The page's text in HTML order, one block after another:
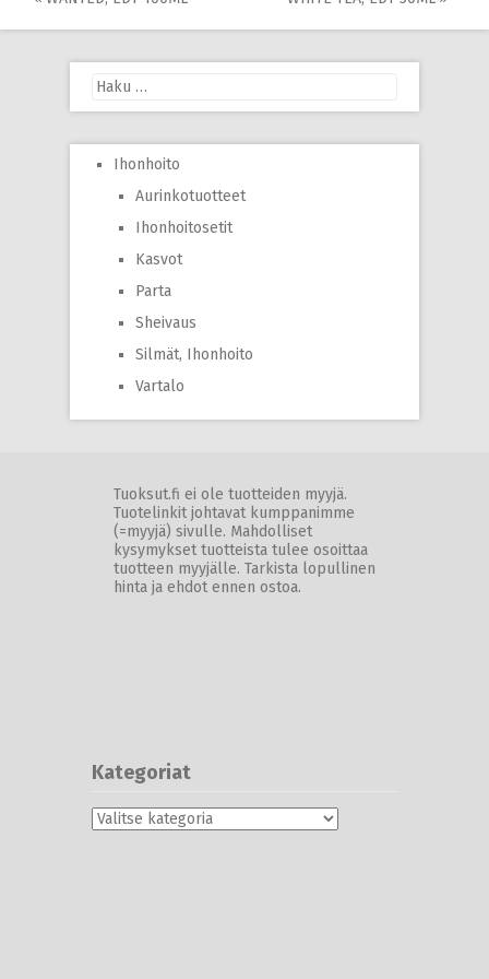
navigation
Haku:
Ihonhoito
Aurinkotuotteet
Ihonhoitosetit
Kasvot
Parta
Sheivaus
Silmät, Ihonhoito
Vartalo
Tuoksut.fi ei ole tuotteiden myyjä.
Tuotelinkit johtavat kumppanimme
(=myyjä) sivulle. Mahdolliset
kysymykset tuotteista tulee osoittaa
tuotteen myyjälle. Tarkista lopullinen
hinta ja ehdot ennen ostoa.
Kategoriat
Kategoriat